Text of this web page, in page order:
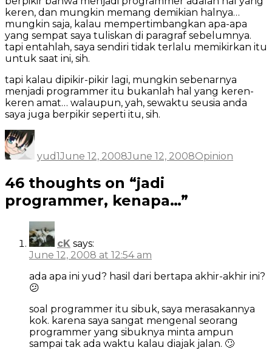
keren, dan mungkin memang demikian halnya…
mungkin saja, kalau mempertimbangkan apa-apa
yang sempat saya tuliskan di paragraf sebelumnya.
tapi entahlah, saya sendiri tidak terlalu memikirkan itu
untuk saat ini, sih.
tapi kalau dipikir-pikir lagi, mungkin sebenarnya
menjadi programmer itu bukanlah hal yang keren-
keren amat… walaupun, yah, sewaktu seusia anda
saya juga berpikir seperti itu, sih.
Author
yud1June 12, 2008June 12, 2008Opinion
46 thoughts on “jadi
programmer, kenapa…”
cK says:
June 12, 2008 at 12:54 am
ada apa ini yud? hasil dari bertapa akhir-akhir ini?
😕
soal programmer itu sibuk, saya merasakannya
kok. karena saya sangat mengenal seorang
programmer yang sibuknya minta ampun
sampai tak ada waktu kalau diajak jalan. 🙄